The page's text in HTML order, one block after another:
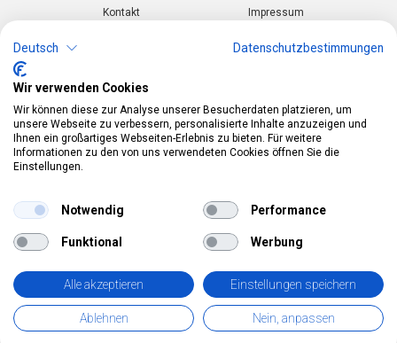
Kontakt
Impressum
Datenschutz
Kategorien
Anlässe & Themen
Kostüme & Zubehör
Partydeko & Festartikel
Merchandise & Toys
Telefon: 0412190091
Mail:
info@pekabo.ch
Instagram
Online-Shopping Garantie
Das Schweizer Gütesiegel für Sicherheit und
Orientierung beim Online-Shopping
• Swiss Online Garantie •
pekabo.ch GmbH: Der Schweizer Onlineshop für Merchandise,
Party- und Fasnachtsartikel und Spielwaren.
Deutsch Datenschutzbestimmungen
Wir verwenden Cookies
Wir können diese zur Analyse unserer Besucherdaten platzieren, um
unsere Webseite zu verbessern, personalisierte Inhalte anzuzeigen und
Ihnen ein großartiges Webseiten-Erlebnis zu bieten. Für weitere
Informationen zu den von uns verwendeten Cookies öffnen Sie die
Einstellungen.
Notwendig Performance
Funktional Werbung
Alle akzeptieren Einstellungen speichern
Ablehnen Nein, anpassen